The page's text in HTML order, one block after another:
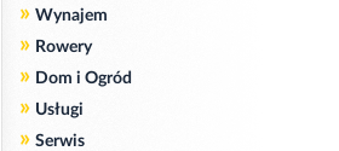
» Wynajem
» Rowery
» Dom i Ogród
» Usługi
» Serwis